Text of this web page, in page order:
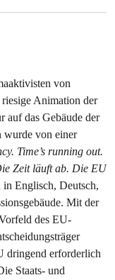
von
Animation der
auf das Gebäude der
von einer
Time’s running out.
Zeit läuft ab. Die EU
in Englisch, Deutsch,
Mit der
des EU-
dringend erforderlich
Staats- und